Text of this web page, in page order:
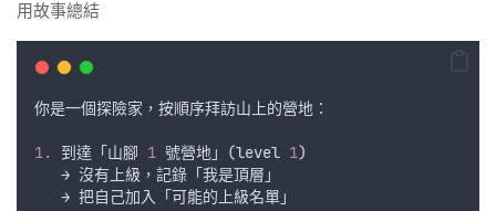
用故事總結
你是一個探險家 ， 按順序拜訪山上的營地 ：
1. 到達 「 山腳 1 號營地 」(level 1)
   →
沒有上級 ， 記錄 「 我是頂層 」
   →
把自己加入 「 可能的上級名單 」